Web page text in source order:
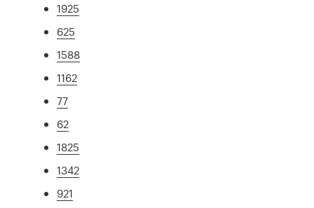
1925
625
1588
1162
77
62
1825
1342
921